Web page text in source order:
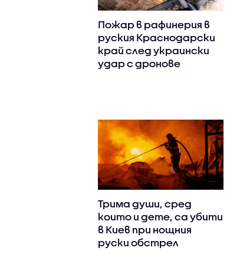
Пожар в рафинерия в
руския Краснодарски
край след украински
удар с дронове
Трима души, сред
които и дете, са убити
в Киев при нощния
руски обстрел